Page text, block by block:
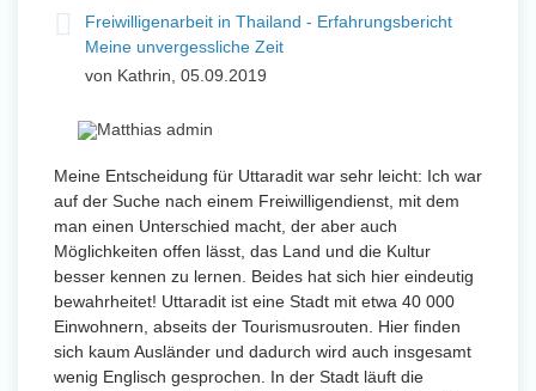
Freiwilligenarbeit in Thailand - Erfahrungsbericht
Meine unvergessliche Zeit
von Kathrin, 05.09.2019
Meine Entscheidung für Uttaradit war sehr leicht: Ich war
auf der Suche nach einem Freiwilligendienst, mit dem
man einen Unterschied macht, der aber auch
Möglichkeiten offen lässt, das Land und die Kultur
besser kennen zu lernen. Beides hat sich hier eindeutig
bewahrheitet! Uttaradit ist eine Stadt mit etwa 40 000
Einwohnern, abseits der Tourismusrouten. Hier finden
sich kaum Ausländer und dadurch wird auch insgesamt
wenig Englisch gesprochen. In der Stadt läuft die